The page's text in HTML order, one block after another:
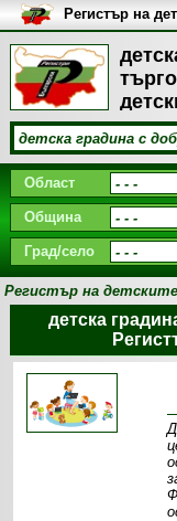
Регистър на
България
Област
Община
Град/село
Регистър на
детска